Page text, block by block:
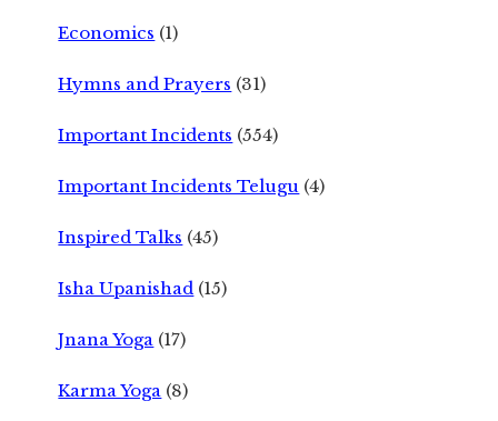
Economics (1)
Hymns and Prayers (31)
Important Incidents (554)
Important Incidents Telugu (4)
Inspired Talks (45)
Isha Upanishad (15)
Jnana Yoga (17)
Karma Yoga (8)